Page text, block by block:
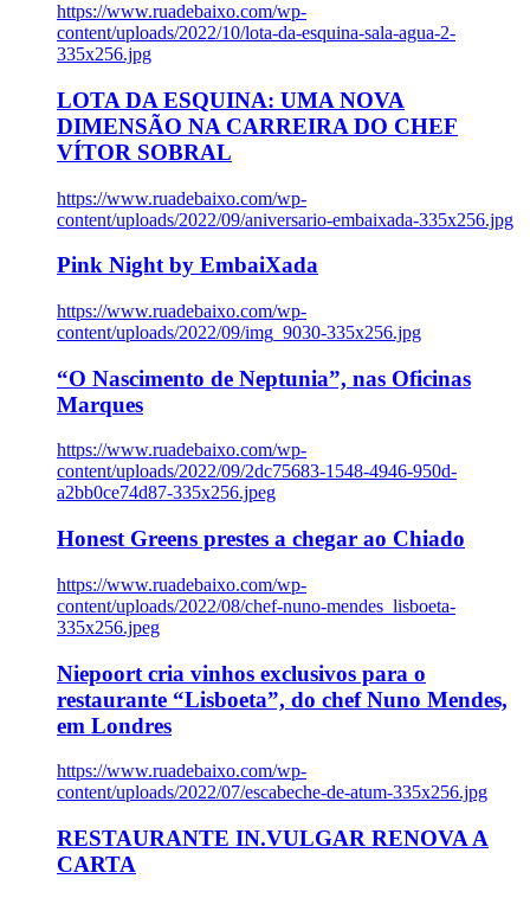
https://www.ruadebaixo.com/wp-
content/uploads/2022/10/lota-da-esquina-sala-agua-2-
335x256.jpg
LOTA DA ESQUINA: UMA NOVA
DIMENSÃO NA CARREIRA DO CHEF
VÍTOR SOBRAL
https://www.ruadebaixo.com/wp-
content/uploads/2022/09/aniversario-embaixada-335x256.jpg
Pink Night by EmbaiXada
https://www.ruadebaixo.com/wp-
content/uploads/2022/09/img_9030-335x256.jpg
“O Nascimento de Neptunia”, nas Oficinas
Marques
https://www.ruadebaixo.com/wp-
content/uploads/2022/09/2dc75683-1548-4946-950d-
a2bb0ce74d87-335x256.jpeg
Honest Greens prestes a chegar ao Chiado
https://www.ruadebaixo.com/wp-
content/uploads/2022/08/chef-nuno-mendes_lisboeta-
335x256.jpeg
Niepoort cria vinhos exclusivos para o
restaurante “Lisboeta”, do chef Nuno Mendes,
em Londres
https://www.ruadebaixo.com/wp-
content/uploads/2022/07/escabeche-de-atum-335x256.jpg
RESTAURANTE IN.VULGAR RENOVA A
CARTA